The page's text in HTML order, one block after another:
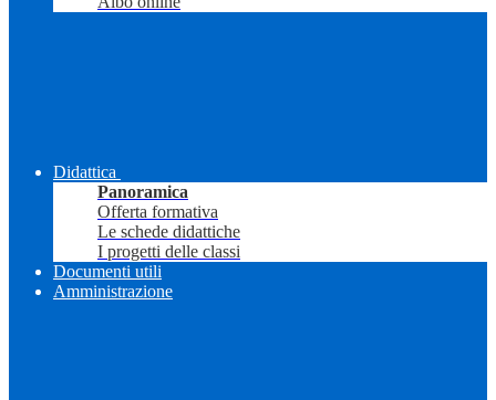
Didattica
Panoramica
Offerta formativa
Le schede didattiche
I progetti delle classi
Documenti utili
Amministrazione